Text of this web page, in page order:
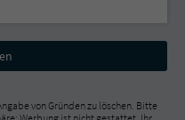
von Gründen zu löschen. Bitte